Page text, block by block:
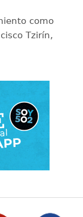
como
Tzirín,